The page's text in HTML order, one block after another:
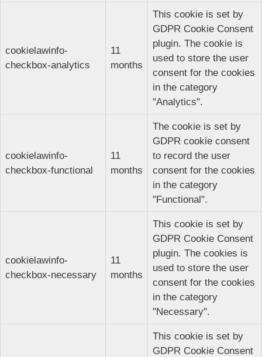
cookielawinfo-
checkbox-analytics
11
months
This cookie is set by
GDPR Cookie Consent
plugin. The cookie is
used to store the user
consent for the cookies
in the category
"Analytics".
cookielawinfo-
checkbox-functional
11
months
The cookie is set by
GDPR cookie consent
to record the user
consent for the cookies
in the category
"Functional".
cookielawinfo-
checkbox-necessary
11
months
This cookie is set by
GDPR Cookie Consent
plugin. The cookies is
used to store the user
consent for the cookies
in the category
"Necessary".
This cookie is set by
GDPR Cookie Consent